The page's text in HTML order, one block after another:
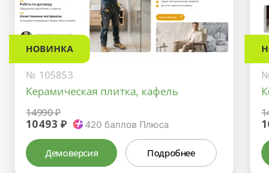
НОВИНКА
№ 105853
Керамическая плитка, кафель
14990 ₽
10493 ₽ 420баллов Плюса
Демоверсия Подробнее